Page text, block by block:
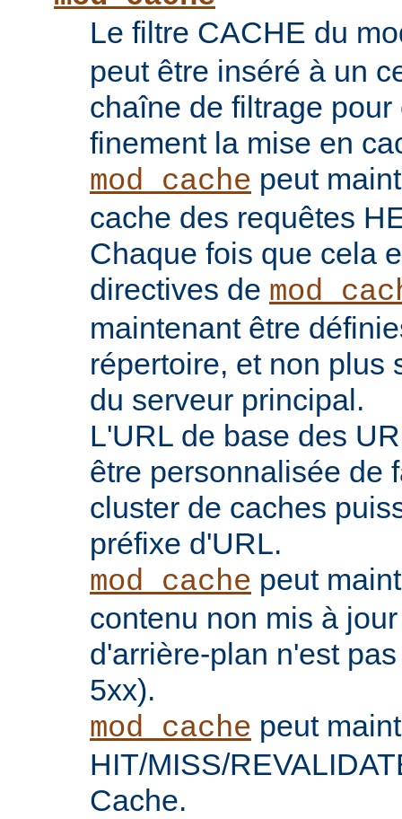
Le filtre CACHE du
peut être inséré à un
chaîne de filtrage
finement la mise en
mod_cache peut
cache des requêtes
Chaque fois que cela
directives de
maintenant être
répertoire, et non plus
du serveur principal.
L'URL de base des
être personnalisée de
cluster de caches
préfixe d'URL.
mod_cache peut
contenu non mis à
d'arrière-plan n'est
5xx).
mod_cache peut
HIT/MISS/
Cache.